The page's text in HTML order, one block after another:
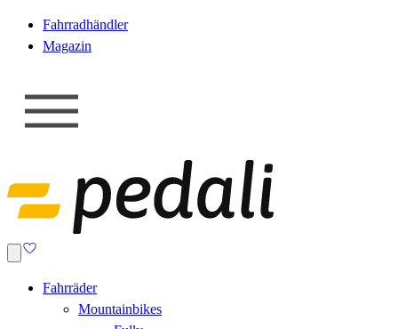
Fahrradhändler
Magazin
Fahrräder
Mountainbikes